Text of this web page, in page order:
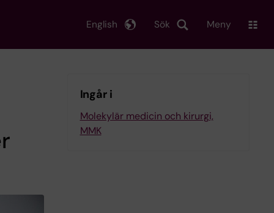
Sök
English Meny
Ingår i
Molekylär medicin och kirurgi,
MMK